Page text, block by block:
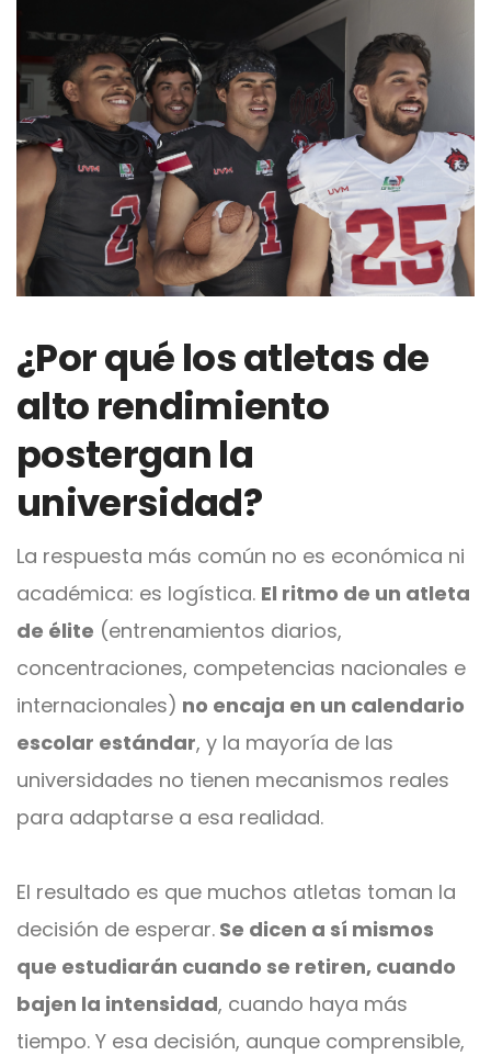
¿Por qué los atletas de
alto rendimiento
postergan la
universidad?
La respuesta más común no es económica ni
académica: es logística. El ritmo de un atleta
de élite (entrenamientos diarios,
concentraciones, competencias nacionales e
internacionales) no encaja en un calendario
escolar estándar, y la mayoría de las
universidades no tienen mecanismos reales
para adaptarse a esa realidad.
El resultado es que muchos atletas toman la
decisión de esperar. Se dicen a sí mismos
que estudiarán cuando se retiren, cuando
bajen la intensidad, cuando haya más
tiempo. Y esa decisión, aunque comprensible,